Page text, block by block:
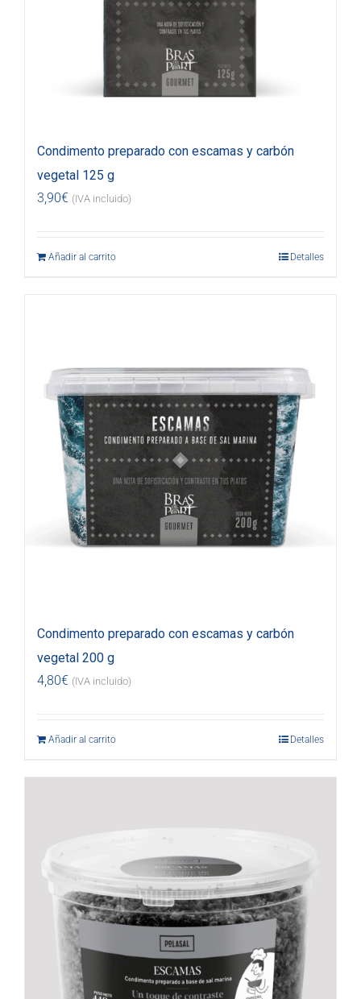
Condimento preparado con escamas y carbón
vegetal 125 g
3,90€ (IVA incluido)
Añadir al carrito Detalles
Condimento preparado con escamas y carbón
vegetal 200 g
4,80€ (IVA incluido)
Añadir al carrito Detalles